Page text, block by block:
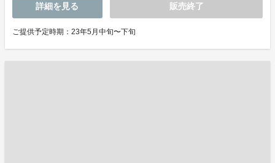
詳細を見る 販売終了
ご提供予定時期：23年5月中旬〜下旬